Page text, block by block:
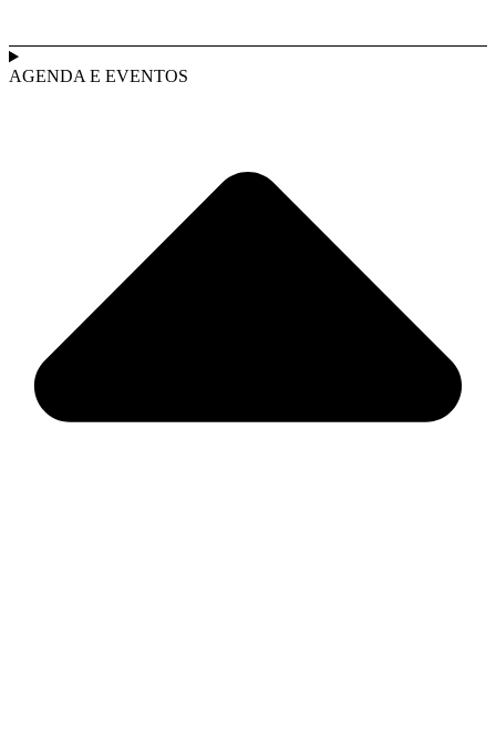
AGENDA E EVENTOS